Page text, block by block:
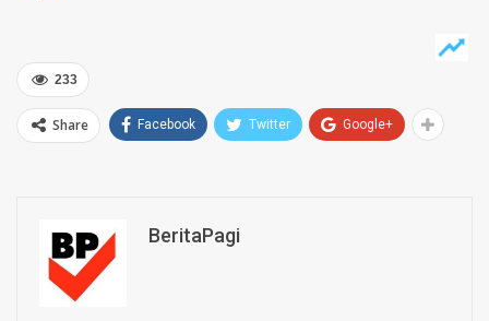
233
Share Facebook Twitter Google+
BeritaPagi